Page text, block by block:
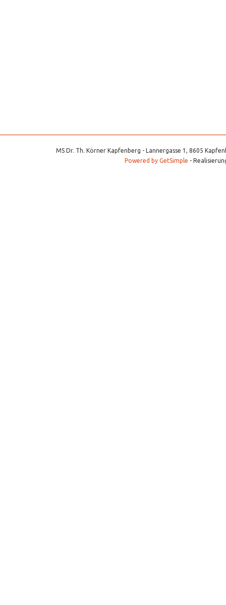
MS Dr. Th. Körner Kapfenberg - Lannergasse 1, 8605
Powered by GetSimple -